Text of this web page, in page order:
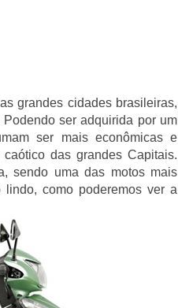
grandes cidades brasileiras,
ser adquirida por um
ser mais econômicas e
das grandes Capitais.
sendo uma das motos mais
como poderemos ver a